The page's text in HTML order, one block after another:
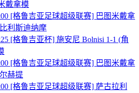
戴拿模
[格鲁吉亚足球超级联赛] 巴图米戴拿
利斯迪纳摩
[格鲁吉亚杯] 施安尼 Bolnisi 1-1 (角
[格鲁吉亚足球超级联赛] 巴图米戴拿
赫提
[格鲁吉亚足球超级联赛] 萨古拉利